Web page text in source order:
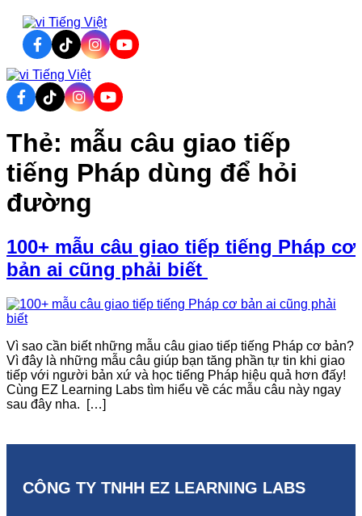
Tiếng Việt
Tiếng Việt
Thẻ: mẫu câu giao tiếp
tiếng Pháp dùng để hỏi
đường
100+ mẫu câu giao tiếp tiếng Pháp cơ
bản ai cũng phải biết
Vì sao cần biết những mẫu câu giao tiếp tiếng Pháp cơ bản?
Vì đây là những mẫu câu giúp bạn tăng phần tự tin khi giao
tiếp với người bản xứ và học tiếng Pháp hiệu quả hơn đấy!
Cùng EZ Learning Labs tìm hiểu về các mẫu câu này ngay
sau đây nha. […]
CÔNG TY TNHH EZ LEARNING LABS